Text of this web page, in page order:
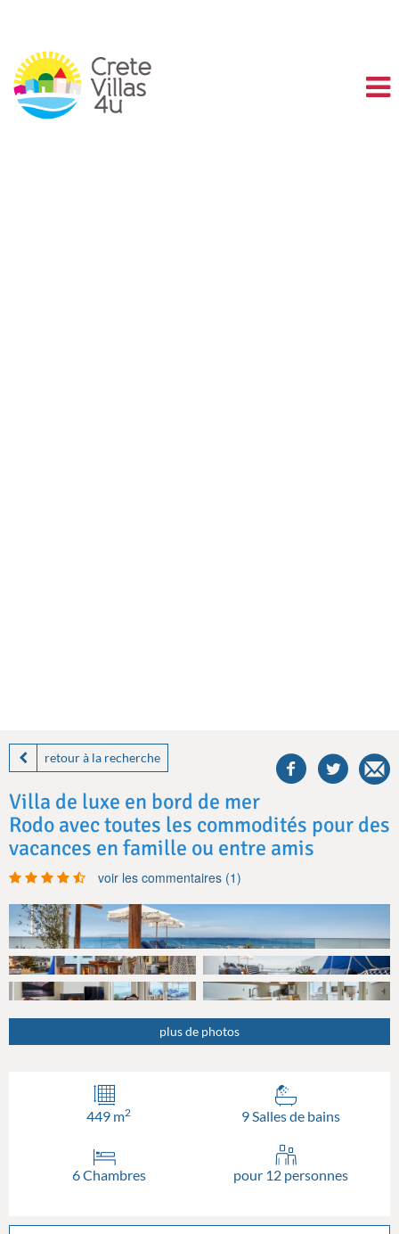
retour à la recherche
this
villa
Villa de luxe en bord de mer
Rodo avec toutes les commodités pour des
vacances en famille ou entre amis
voir les commentaires (1)
plus de photos
449 m2 9 Salles de bains
6 Chambres pour 12 personnes